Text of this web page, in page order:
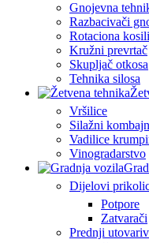
Gnojevna
Razbacivači
Rotaciona
Kružni prevrtač
Skupljač otkosa
Tehnika silosa
Vršilice
Silažni kombajn
Vadilice
Vinogradarstvo
Dijelovi
Potpore
Zatvarači
Prednji